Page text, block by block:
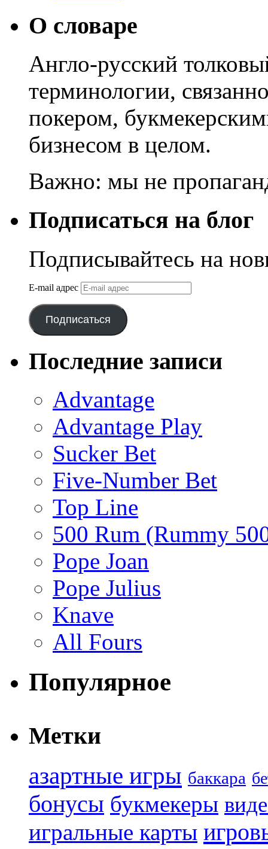
О словаре
Англо-русский
терминологии,
покером,
бизнесом в целом.
Важно: мы не
Подписаться на блог
Подписывайтесь на
E-mail адрес
Подписаться
Последние записи
Advantage
Advantage Play
Sucker Bet
Five-Number Bet
Top Line
500 Rum (Rummy
Pope Joan
Pope Julius
Knave
All Fours
Популярное
Метки
азартные игры баккара
бонусы букмекеры
игральные карты